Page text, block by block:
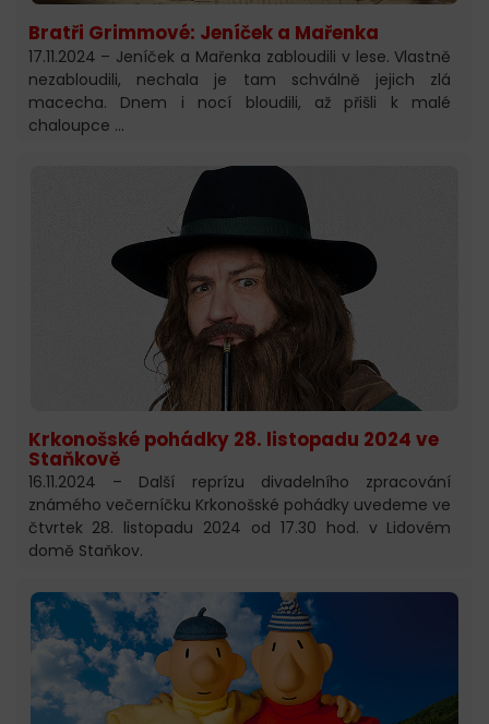
Bratři Grimmové: Jeníček a Mařenka
17.11.2024 – Jeníček a Mařenka zabloudili v lese. Vlastně
nezabloudili, nechala je tam schválně jejich zlá
macecha. Dnem i nocí bloudili, až přišli k malé
chaloupce …
Krkonošské pohádky 28. listopadu 2024 ve
Staňkově
16.11.2024 – Další reprízu divadelního zpracování
známého večerníčku Krkonošské pohádky uvedeme ve
čtvrtek 28. listopadu 2024 od 17.30 hod. v Lidovém
domě Staňkov.